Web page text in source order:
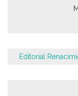
Editorial